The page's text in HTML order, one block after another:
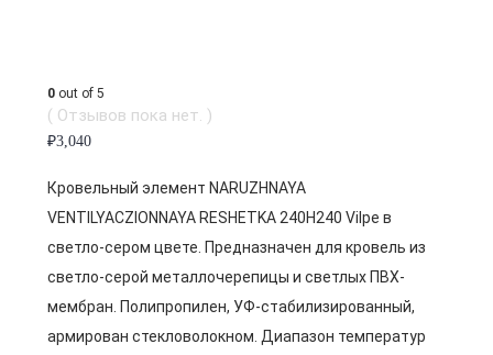
0 out of 5
( Отзывов пока нет. )
₽3,040
Кровельный элемент NARUZHNAYA
VENTILYACZIONNAYA RESHETKA 240H240 Vilpe в
светло-сером цвете. Предназначен для кровель из
светло-серой металлочерепицы и светлых ПВХ-
мембран. Полипропилен, УФ-стабилизированный,
армирован стекловолокном. Диапазон температур